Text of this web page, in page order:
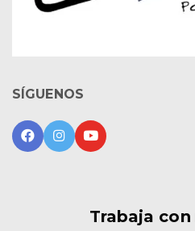
SÍGUENOS
Trabaja